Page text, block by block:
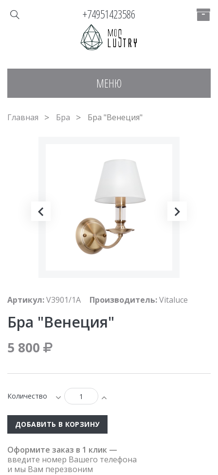
МЕНЮ
+74951423586
Главная Бра Бра "Венеция"
Артикул:V3901/1A Производитель:Vitaluce
Бра "Венеция"
5 800
Количество
ДОБАВИТЬ В КОРЗИНУ
Оформите заказ в 1 клик —
введите номер Вашего телефона
и мы Вам перезвоним